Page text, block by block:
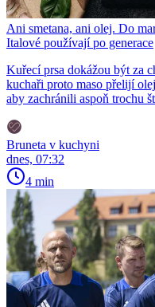
Ani smetana, ani olej. Do
Italové používají po generace
Kuřecí prsa dokážou být za
kuchaři proto maso přelijí
aby zachránili aspoň trochu
Bruneta v kuchyni
dnes, 07:32
4 min